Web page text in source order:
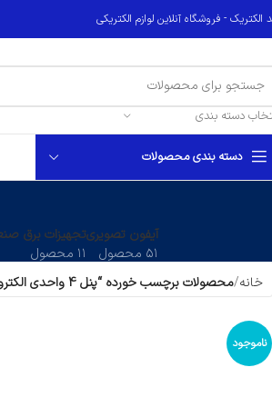
الکتریک - فروشگاه آنلاین لوازم الکتریکی
دسته بندی
دسته بندی محصولات
آیفون تصویری
۵۱ محصول
تجهیزات برق
۱۱ محصول
خانه محصولات برچسب خورده “پنل 4 واحدی الکتروپیک”
ناموجود